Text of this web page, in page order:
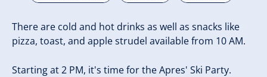
There are cold and hot drinks as well as snacks like
pizza, toast, and apple strudel available from 10 AM.
Starting at 2 PM, it's time for the Apres' Ski Party.